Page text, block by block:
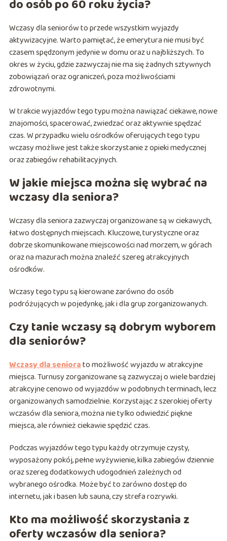
do osób po 60 roku życia?
Wczasy dla seniorów to przede wszystkim wyjazdy
aktywizacyjne. Warto pamiętać, że emerytura nie musi być
czasem spędzonym jedynie w domu oraz u najbliższych. To
okres w życiu, gdzie zazwyczaj nie ma się żadnych sztywnych
zobowiązań oraz ograniczeń, poza możliwościami
zdrowotnymi.
W trakcie wyjazdów tego typu można nawiązać ciekawe, nowe
znajomości, spacerować, zwiedzać oraz aktywnie spędzać
czas. W przypadku wielu ośrodków oferujących tego typu
wczasy możliwe jest także skorzystanie z opieki medycznej
oraz zabiegów rehabilitacyjnych.
W jakie miejsca można się wybrać na
wczasy dla seniora?
Wczasy dla seniora zazwyczaj organizowane są w ciekawych,
łatwo dostępnych miejscach. Kluczowe, turystyczne oraz
dobrze skomunikowane miejscowości nad morzem, w górach
oraz na mazurach można znaleźć szereg atrakcyjnych
ośrodków.
Wczasy tego typu są kierowane zarówno do osób
podróżujących w pojedynkę, jak i dla grup zorganizowanych.
Czy tanie wczasy są dobrym wyborem
dla seniorów?
Wczasy dla seniorato możliwość wyjazdu w atrakcyjne
miejsca. Turnusy zorganizowane są zazwyczaj o wiele bardziej
atrakcyjne cenowo od wyjazdów w podobnych terminach, lecz
organizowanych samodzielnie. Korzystając z szerokiej oferty
wczasów dla seniora, można nie tylko odwiedzić piękne
miejsca, ale również ciekawie spędzić czas.
Podczas wyjazdów tego typu każdy otrzymuje czysty,
wyposażony pokój, pełne wyżywienie, kilka zabiegów dziennie
oraz szereg dodatkowych udogodnień zależnych od
wybranego ośrodka. Może być to zarówno dostęp do
internetu, jak i basen lub sauna, czy strefa rozrywki.
Kto ma możliwość skorzystania z
oferty wczasów dla seniora?